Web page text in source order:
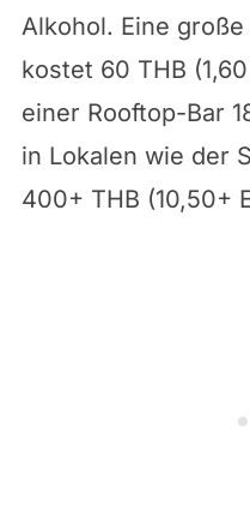
Alkohol. Eine
kostet 60 THB
einer Rooftop-Bar
in Lokalen wie der
400+ THB (10,50+